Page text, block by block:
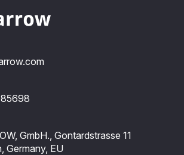
GmbH., Gontardstrasse 11
Germany, EU